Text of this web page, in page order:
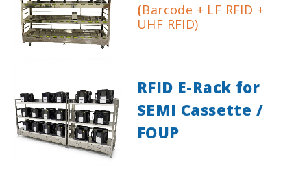
(Barcode + LF RFID +
UHF RFID)
RFID E-Rack for
SEMI Cassette /
FOUP